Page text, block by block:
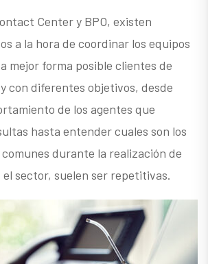
Center y BPO, existen
a la hora de coordinar los equipos
mejor forma posible clientes de
con diferentes objetivos, desde
de los agentes que
hasta entender cuales son los
durante la realización de
sector, suelen ser repetitivas.